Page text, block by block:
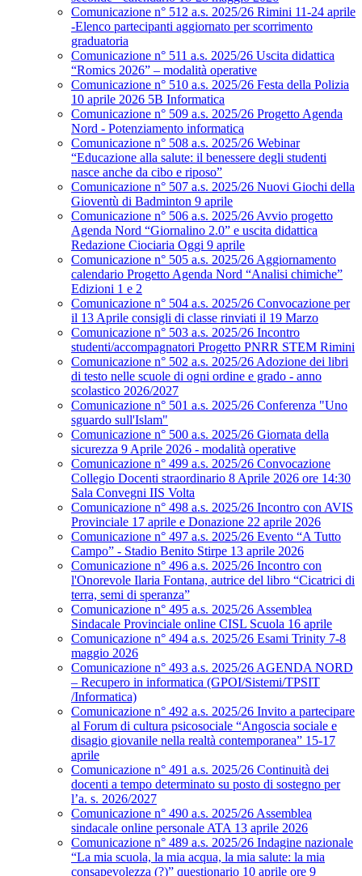
Comunicazione n° 512 a.s. 2025/26 Rimini 11-24 aprile
-Elenco partecipanti aggiornato per scorrimento
graduatoria
Comunicazione n° 511 a.s. 2025/26 Uscita didattica
“Romics 2026” – modalità operative
Comunicazione n° 510 a.s. 2025/26 Festa della Polizia
10 aprile 2026 5B Informatica
Comunicazione n° 509 a.s. 2025/26 Progetto Agenda
Nord - Potenziamento informatica
Comunicazione n° 508 a.s. 2025/26 Webinar
“Educazione alla salute: il benessere degli studenti
nasce anche da cibo e riposo”
Comunicazione n° 507 a.s. 2025/26 Nuovi Giochi della
Gioventù di Badminton 9 aprile
Comunicazione n° 506 a.s. 2025/26 Avvio progetto
Agenda Nord “Giornalino 2.0” e uscita didattica
Redazione Ciociaria Oggi 9 aprile
Comunicazione n° 505 a.s. 2025/26 Aggiornamento
calendario Progetto Agenda Nord “Analisi chimiche”
Edizioni 1 e 2
Comunicazione n° 504 a.s. 2025/26 Convocazione per
il 13 Aprile consigli di classe rinviati il 19 Marzo
Comunicazione n° 503 a.s. 2025/26 Incontro
studenti/accompagnatori Progetto PNRR STEM Rimini
Comunicazione n° 502 a.s. 2025/26 Adozione dei libri
di testo nelle scuole di ogni ordine e grado - anno
scolastico 2026/2027
Comunicazione n° 501 a.s. 2025/26 Conferenza "Uno
sguardo sull'Islam"
Comunicazione n° 500 a.s. 2025/26 Giornata della
sicurezza 9 Aprile 2026 - modalità operative
Comunicazione n° 499 a.s. 2025/26 Convocazione
Collegio Docenti straordinario 8 Aprile 2026 ore 14:30
Sala Convegni IIS Volta
Comunicazione n° 498 a.s. 2025/26 Incontro con AVIS
Provinciale 17 aprile e Donazione 22 aprile 2026
Comunicazione n° 497 a.s. 2025/26 Evento “A Tutto
Campo” - Stadio Benito Stirpe 13 aprile 2026
Comunicazione n° 496 a.s. 2025/26 Incontro con
l'Onorevole Ilaria Fontana, autrice del libro “Cicatrici di
terra, semi di speranza”
Comunicazione n° 495 a.s. 2025/26 Assemblea
Sindacale Provinciale online CISL Scuola 16 aprile
Comunicazione n° 494 a.s. 2025/26 Esami Trinity 7-8
maggio 2026
Comunicazione n° 493 a.s. 2025/26 AGENDA NORD
– Recupero in informatica (GPOI/Sistemi/TPSIT
/Informatica)
Comunicazione n° 492 a.s. 2025/26 Invito a partecipare
al Forum di cultura psicosociale “Angoscia sociale e
disagio giovanile nella realtà contemporanea” 15-17
aprile
Comunicazione n° 491 a.s. 2025/26 Continuità dei
docenti a tempo determinato su posto di sostegno per
l’a. s. 2026/2027
Comunicazione n° 490 a.s. 2025/26 Assemblea
sindacale online personale ATA 13 aprile 2026
Comunicazione n° 489 a.s. 2025/26 Indagine nazionale
“La mia scuola, la mia acqua, la mia salute: la mia
consapevolezza (?)” questionario 10 aprile ore 9